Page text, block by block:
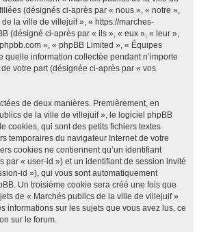
(désignés ci-après par « nous », « notre »,
la ville de villejuif », « https://marches-
(désigné ci-après par « ils », « eux », « leur »,
», « phpBB Limited », « Équipes
quelle information collectée pendant n’importe
votre part (désignée ci-après par « vos
de deux manières. Premièrement, en
de la ville de villejuif », le logiciel phpBB
cookies, qui sont des petits fichiers textes
temporaires du navigateur Internet de votre
cookies ne contiennent qu’un identifiant
par « user-id ») et un identifiant de session invité
id »), qui vous sont automatiquement
Un troisième cookie sera créé une fois que
de « Marchés publics de la ville de villejuif »
informations sur les sujets que vous avez lus, ce
sur le forum.